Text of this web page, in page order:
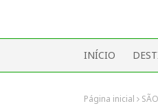
INÍCIO
Página inicial